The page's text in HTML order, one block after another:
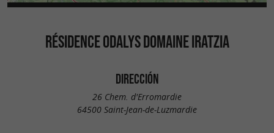
RÉSIDENCE ODALYS DOMAINE IRATZIA
DIRECCIÓN
26 Chem. d'Erromardie
64500 Saint-Jean-de-Luzmardie